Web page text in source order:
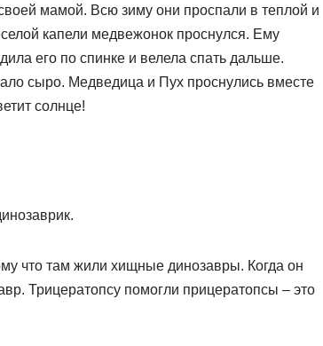
мамой. Всю зиму они проспали в теплой и
капели медвежонок проснулся. Ему
его по спинке и велела спать дальше.
сыро. Медведица и Пух проснулись вместе
солнце!
что там жили хищные динозавры. Когда он
Трицератопсу помогли прицератопсы – это